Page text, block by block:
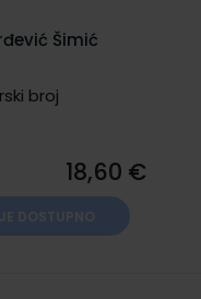
Šimić
broj
18,60 €